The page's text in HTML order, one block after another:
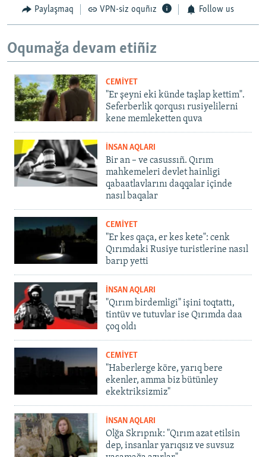
Paylaşmaq VPN-siz oquñız Follow us
Oqumağa devam etiñiz
CEMİYET
"Er şeyni eki künde taşlap kettim".
Seferberlik qorqusı rusiyelilerni
kene memleketten quva
İNSAN AQLARI
Bir an – ve casussıñ. Qırım
mahkemeleri devlet hainligi
qabaatlavlarını daqqalar içinde
nasıl baqalar
CEMİYET
"Er kes qaça, er kes kete": cenk
Qırımdaki Rusiye turistlerine nasıl
barıp yetti
İNSAN AQLARI
"Qırım birdemligi" işini toqtattı,
tintüv ve tutuvlar ise Qırımda daa
çoq oldı
CEMİYET
"Haberlerge köre, yarıq bere
ekenler, amma biz bütünley
ekektriksizmiz"
İNSAN AQLARI
Olğa Skrıpnık: "Qırım azat etilsin
dep, insanlar yarıqsız ve suvsuz